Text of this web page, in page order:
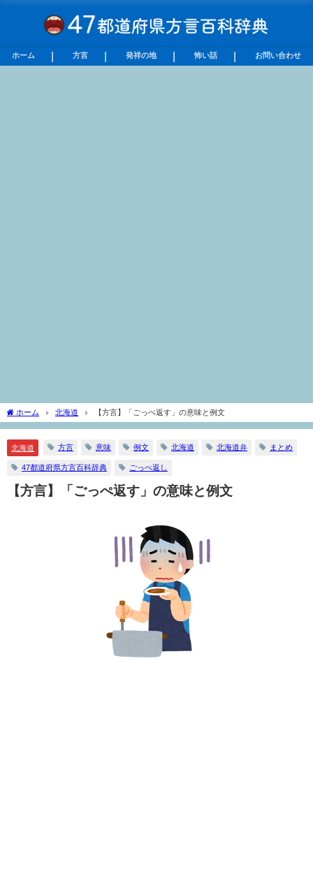
ホーム 方言 発祥の地 怖い話 お問い合わせ
ホーム 北海道 【方言】「ごっぺ返す」の意味と例文
北海道 方言 意味 例文 北海道 北海道弁 まとめ
47都道府県方言百科辞典 ごっぺ返し
【方言】「ごっぺ返す」の意味と例文